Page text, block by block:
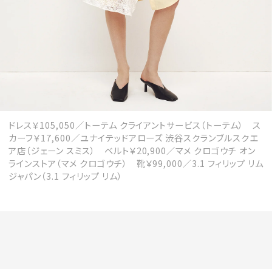
ドレス￥105,050／トーテム クライアントサービス（トーテム） ス
カーフ￥17,600／ユナイテッドアローズ 渋谷スクランブルスクエ
ア店（ジェーン スミス） ベルト￥20,900／マメ クロゴウチ オン
ラインストア（マメ クロゴウチ） 靴￥99,000／3.1 フィリップ リム
ジャパン（3.1 フィリップ リム）